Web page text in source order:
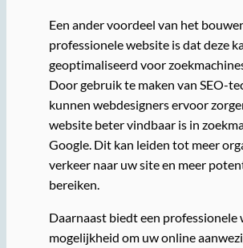
Een ander voordeel van het
professionele website is dat deze
geoptimaliseerd voor
Door gebruik te maken van SEO-
kunnen webdesigners ervoor
website beter vindbaar is in
Google. Dit kan leiden tot meer
verkeer naar uw site en meer
bereiken.
Daarnaast biedt een professionele
mogelijkheid om uw online